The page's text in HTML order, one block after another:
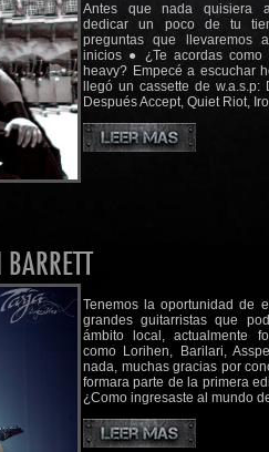
Antes que nada quisiera
dedicar un poco de tu
preguntas que llevaremos
inicios ● ¿Te acordas como
heavy? Empecé a escuchar
llegó un cassette de
Después Accept, Quiet Riot,
Tenemos la oportunidad de
grandes guitarristas que
ámbito local, actualmente
como Lorihen, Barilari,
nada, muchas gracias por
formara parte de la primera
¿Como ingresaste al mundo